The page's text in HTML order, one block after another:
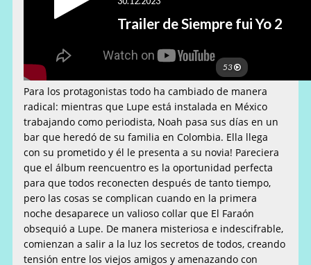
Para los protagonistas todo ha cambiado de manera
radical: mientras que Lupe está instalada en México
trabajando como periodista, Noah pasa sus días en un
bar que heredó de su familia en Colombia. Ella llega
con su prometido y él le presenta a su novia! Pareciera
que el álbum reencuentro es la oportunidad perfecta
para que todos reconecten después de tanto tiempo,
pero las cosas se complican cuando en la primera
noche desaparece un valioso collar que El Faraón
obsequió a Lupe. De manera misteriosa e indescifrable,
comienzan a salir a la luz los secretos de todos, creando
tensión entre los viejos amigos y amenazando con